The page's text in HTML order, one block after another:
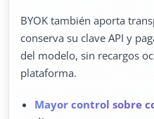
BYOK también aporta
conserva su clave API y
del modelo, sin recargos
plataforma.
Mayor control sobre